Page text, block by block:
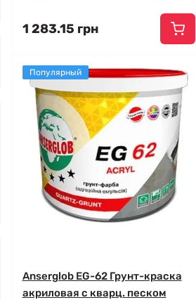
1 283.15 грн
Популярный
Anserglob EG-62 Грунт-краска
акриловая с кварц. песком